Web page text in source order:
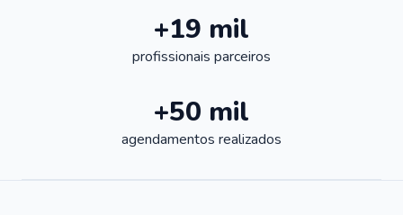
+19 mil
profissionais parceiros
+50 mil
agendamentos realizados